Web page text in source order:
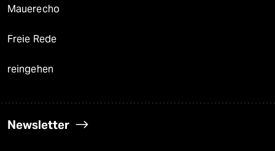
Mauerecho
Freie Rede
reingehen
Newsletter